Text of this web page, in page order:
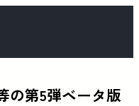
の第5弾ベータ版